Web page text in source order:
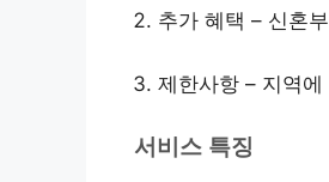
추가 혜택 – 신혼
제한사항 – 지역
서비스 특징